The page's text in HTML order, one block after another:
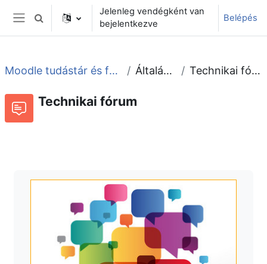
Tovább a fő tartalomhoz
Oldalpanel
Keresési bemeneti adatok váltása
Jelenleg vendégként van
bejelentkezve
Belépés
Moodle tudástár és fórum Általános Technikai fórum
Technikai fórum